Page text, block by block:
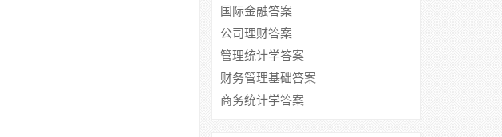
国际金融答案
公司理财答案
管理统计学答案
财务管理基础答案
商务统计学答案